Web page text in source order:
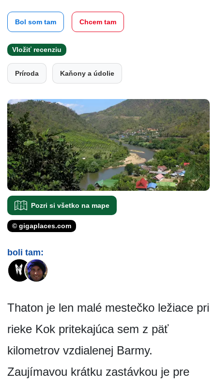
Bol som tam Chcem tam
Vložiť recenziu
Príroda Kaňony a údolie
Pozri si všetko na mape
© gigaplaces.com
boli tam:
Thaton je len malé mestečko ležiace pri
rieke Kok pritekajúca sem z päť
kilometrov vzdialenej Barmy.
Zaujímavou krátku zastávkou je pre